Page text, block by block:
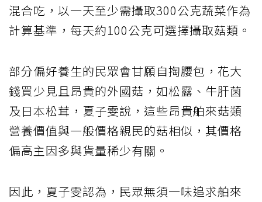
混合吃，以一天至少需攝取300公克蔬菜作為
計算基準，每天約100公克可選擇攝取菇類。
部分偏好養生的民眾會甘願自掏腰包，花大
錢買少見且昂貴的外國菇，如松露、牛肝菌
及日本松茸，夏子雯說，這些昂貴舶來菇類
營養價值與一般價格親民的菇相似，其價格
偏高主因多與貨量稀少有關。
因此，夏子雯認為，民眾無須一味追求舶來